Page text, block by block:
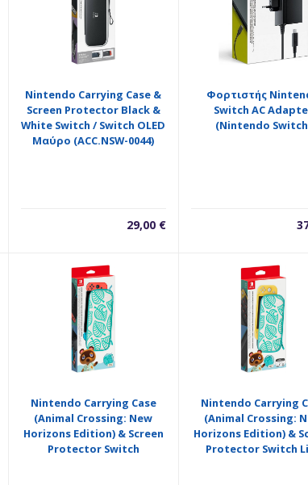
Nintendo Carrying Case &
Screen Protector Black &
White Switch / Switch OLED
Μαύρο (ACC.NSW-0044)
29,00 €
Φορτιστής
Switch AC
(Nintendo
Nintendo Carrying Case
(Animal Crossing: New
Horizons Edition) & Screen
Protector Switch
Nintendo Carrying
(Animal Crossing:
Horizons Edition) &
Protector Switch